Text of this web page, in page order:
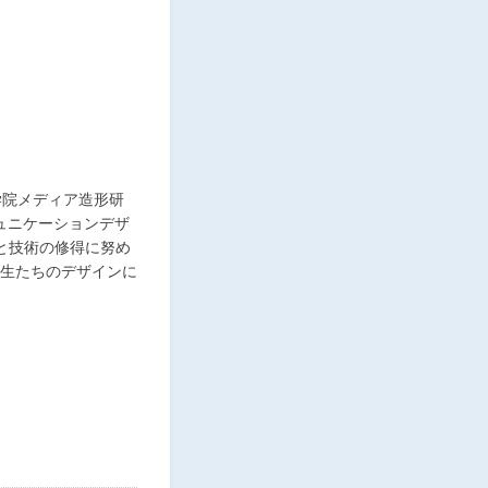
メディア造形研
ニケーションデザ
技術の修得に努め
たちのデザインに